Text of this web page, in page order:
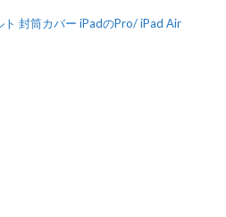
封筒カバー iPadのPro/ iPad Air